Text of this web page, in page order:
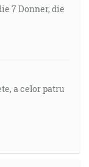
7 Donner, die
a celor patru